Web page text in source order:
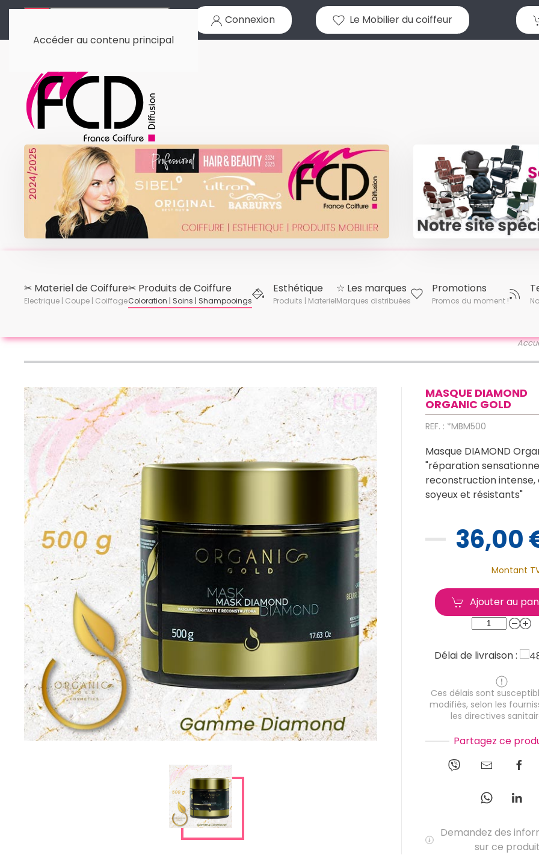
Accéder au contenu principal
Connexion Le Mobilier du coiffeur
✂︎ Materiel de Coiffure
Electrique | Coupe | Coiffage
✂︎ Produits de Coiffure
Coloration | Soins | Shampooings
Esthétique
Produits | Materiel
☆ Les marques
Marques distribuées
Promotions
Promos du moment !
MASQUE DIAMOND
ORGANIC GOLD
REF. : *MBM500
Masque DIAMOND
"réparation
reconstruction intense,
soyeux et résistants"
36,00
Montant
Ajouter au
Délai de livraison :
Ces délais sont
modifiés, selon les
les directives
Partagez ce
Demandez des
sur ce produit